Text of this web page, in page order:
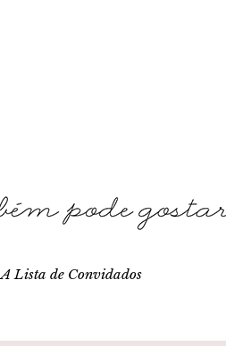
A Lista de Convidados